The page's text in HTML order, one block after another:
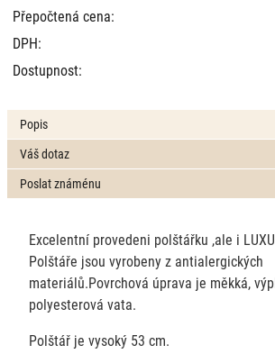
Přepočtená cena:
DPH:
Dostupnost:
Popis
Váš dotaz
Poslat známénu
Excelentní provedeni polštářku ,ale i
Polštáře jsou vyrobeny z antialergických
materiálů.Povrchová úprava je měkká,
polyesterová vata.
Polštář je vysoký 53 cm.